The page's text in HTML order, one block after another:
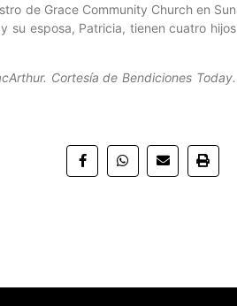
de Grace Community Church en Sun
su esposa, Patricia, tienen cuatro hijos
Cortesía de Bendiciones Today.